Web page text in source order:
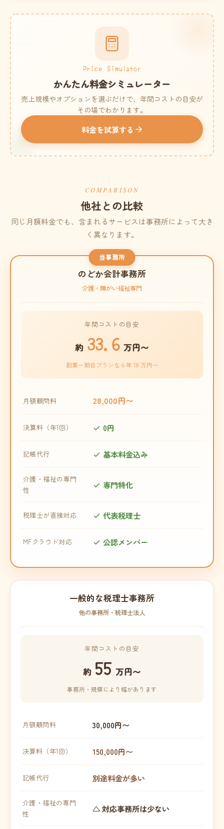
Price Simulator
かんたん料金シミュレーター
売上規模やオプションを選ぶだけで、年間コストの目安が
その場でわかります。
料金を試算する
COMPARISON
他社との比較
同じ月額料金でも、含まれるサービスは事務所によって大き
く異なります。
当事務所
のどか会計事務所
介護・障がい福祉専門
年間コストの目安
約 33.6 万円〜
創業一期目プランなら年 18 万円〜
月額顧問料 28,000円〜
決算料（年1回） 0円
記帳代行 基本料金込み
介護・福祉の専門
性
専門特化
税理士が直接対応 代表税理士
MFクラウド対応 公認メンバー
一般的な税理士事務所
他の事務所・税理士法人
年間コストの目安
約 55 万円〜
事務所・規模により幅があります
月額顧問料 30,000円〜
決算料（年1回） 150,000円〜
記帳代行 別途料金が多い
介護・福祉の専門
性
△ 対応事務所は少ない